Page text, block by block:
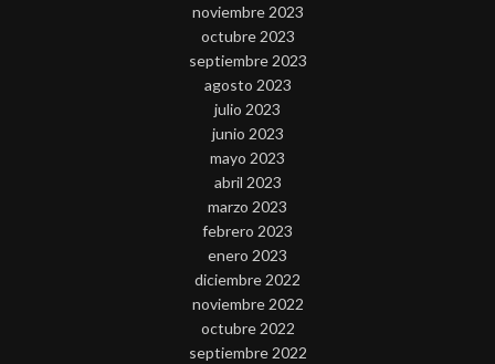
noviembre 2023
octubre 2023
septiembre 2023
agosto 2023
julio 2023
junio 2023
mayo 2023
abril 2023
marzo 2023
febrero 2023
enero 2023
diciembre 2022
noviembre 2022
octubre 2022
septiembre 2022